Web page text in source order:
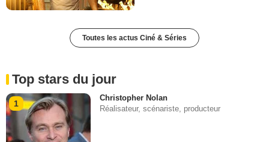
Toutes les actus Ciné & Séries
Top stars du jour
1
Christopher Nolan
Réalisateur, scénariste, producteur